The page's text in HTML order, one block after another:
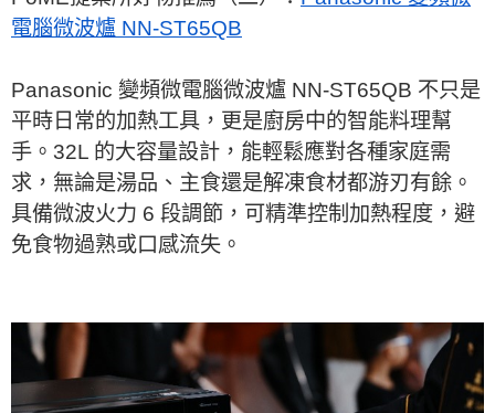
電腦微波爐 NN-ST65QB
Panasonic 變頻微電腦微波爐 NN-ST65QB 不只是
平時日常的加熱工具，更是廚房中的智能料理幫
手。32L 的大容量設計，能輕鬆應對各種家庭需
求，無論是湯品、主食還是解凍食材都游刃有餘。
具備微波火力 6 段調節，可精準控制加熱程度，避
免食物過熟或口感流失。